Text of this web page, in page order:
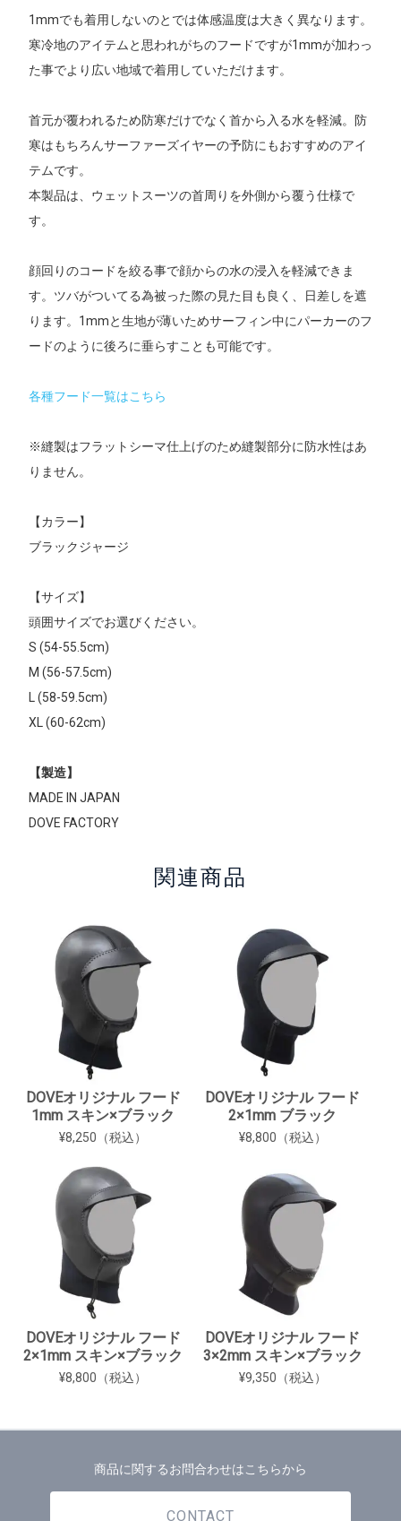
1mmでも着用しないのとでは体感温度は大きく異なります。
寒冷地のアイテムと思われがちのフードですが1mmが加わっ
た事でより広い地域で着用していただけます。
首元が覆われるため防寒だけでなく首から入る水を軽減。防
寒はもちろんサーファーズイヤーの予防にもおすすめのアイ
テムです。
本製品は、ウェットスーツの首周りを外側から覆う仕様で
す。
顔回りのコードを絞る事で顔からの水の浸入を軽減できま
す。ツバがついてる為被った際の見た目も良く、日差しを遮
ります。1mmと生地が薄いためサーフィン中にパーカーのフ
ードのように後ろに垂らすことも可能です。
各種フード一覧はこちら
※縫製はフラットシーマ仕上げのため縫製部分に防水性はあ
りません。
【カラー】
ブラックジャージ
【サイズ】
頭囲サイズでお選びください。
S (54-55.5cm)
M (56-57.5cm)
L (58-59.5cm)
XL (60-62cm)
【製造】
MADE IN JAPAN
DOVE FACTORY
関連商品
DOVEオリジナル フード
1mm スキン×ブラック
¥8,250（税込）
DOVEオリジナル フード
2×1mm ブラック
¥8,800（税込）
DOVEオリジナル フード
2×1mm スキン×ブラック
¥8,800（税込）
DOVEオリジナル フード
3×2mm スキン×ブラック
¥9,350（税込）
商品に関するお問合わせはこちらから
CONTACT